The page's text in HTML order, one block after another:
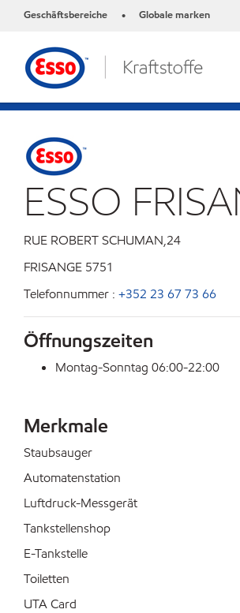
Geschäftsbereiche • Globale marken
ESSO
RUE ROBERT SCHUMAN,24
FRISANGE 5751
Telefonnummer : +352 23 67 73 66
Öffnungszeiten
Montag-Sonntag 06:00-22:00
Merkmale
Staubsauger
Automatenstation
Luftdruck-Messgerät
Tankstellenshop
E-Tankstelle
Toiletten
UTA Card